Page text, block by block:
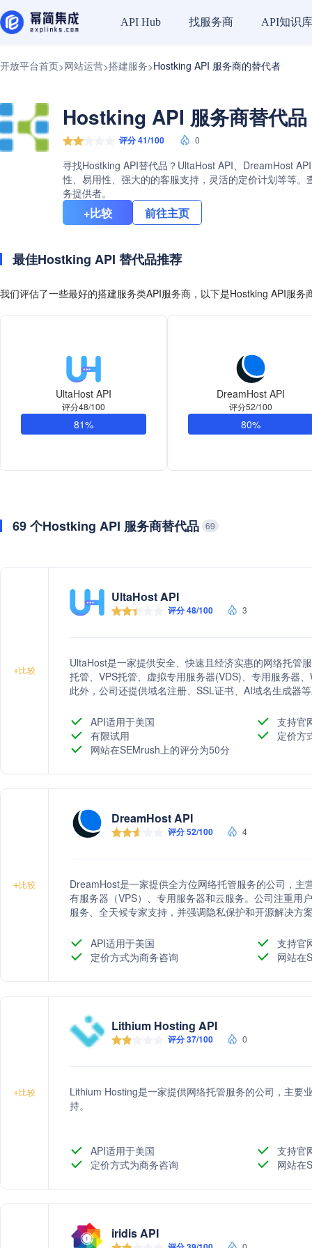
API Hub 找服务商 API知识库
开放平台首页>网站运营>搭建服务>Hostking API 服务商的替代者
Hostking API 服务商替代
评分 41/100 0
寻找Hostking API替代品？UltaHost API、DreamHost
性、易用性、强大的的客服支持，灵活的定价计划等等
务提供者。
+比较 前往主页
最佳Hostking API 替代品推荐
我们评估了一些最好的搭建服务类API服务商，以下是Hostking API服务
UltaHost API
评分48/100
81%
DreamHost API
评分52/100
80%
69 个Hostking API 服务商替代品 69
+比较
UltaHost API
评分 48/100 3
UltaHost是一家提供安全、快速且经济实惠的网络托管
托管、VPS托管、虚拟专用服务器(VDS)、专用服务器
此外，公司还提供域名注册、SSL证书、AI域名生成器
API适用于美国
支持官
有限试用
定价方
网站在SEMrush上的评分为50分
+比较
DreamHost API
评分 52/100 4
DreamHost是一家提供全方位网络托管服务的公司，
有服务器（VPS）、专用服务器和云服务。公司注重用
服务、全天候专家支持，并强调隐私保护和开源解决方
API适用于美国
支持官
定价方式为商务咨询
网站在
+比较
Lithium Hosting API
评分 37/100 0
Lithium Hosting是一家提供网络托管服务的公司，主要
持。
API适用于美国
支持官
定价方式为商务咨询
网站在
iridis API